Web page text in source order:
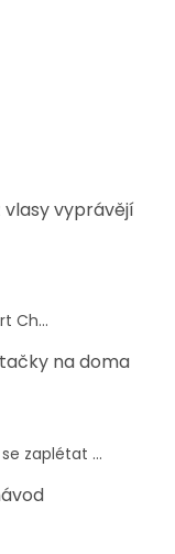
vlasy vyprávějí
Ch...
na doma
zaplétat ...